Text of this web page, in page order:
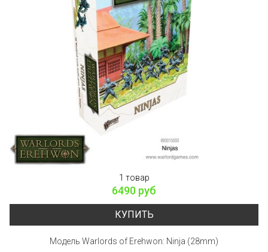
1 товар
6490 руб
КУПИТЬ
Модель Warlords of Erehwon: Ninja (28mm)